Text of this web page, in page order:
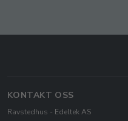
KONTAKT OSS
Ravstedhus - Edeltek AS